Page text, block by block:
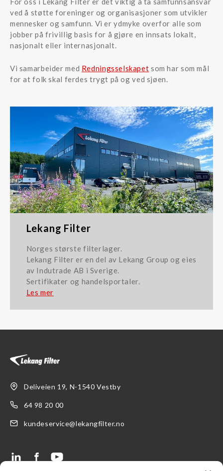
ved å støtte foreninger og organisasjoner som utvikler
mennesker og samfunn. Vi er ydmyke overfor alle som
jobber på frivillig basis for å gjøre en innsats lokalt,
nasjonalt eller internasjonalt.
Vi samarbeider med Redningsselskapet som har som mål
for at folk skal ferdes trygt på og ved sjøen.
Lekang Filter
Norges største filterlager.
Lekang Filter er en del av Lekang Group og eies
av Indutrade AB i Sverige.
Sertifikater og handelsportaler.
Les mer
Deliveien 19, N-1540 Vestby
64 98 20 00
kundeservice@lekangfilter.no